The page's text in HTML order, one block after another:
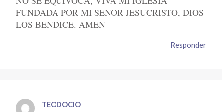
FUNDADA POR MI SENOR JESUCRISTO, DIOS
LOS BENDICE. AMEN
Responder
TEODOCIO